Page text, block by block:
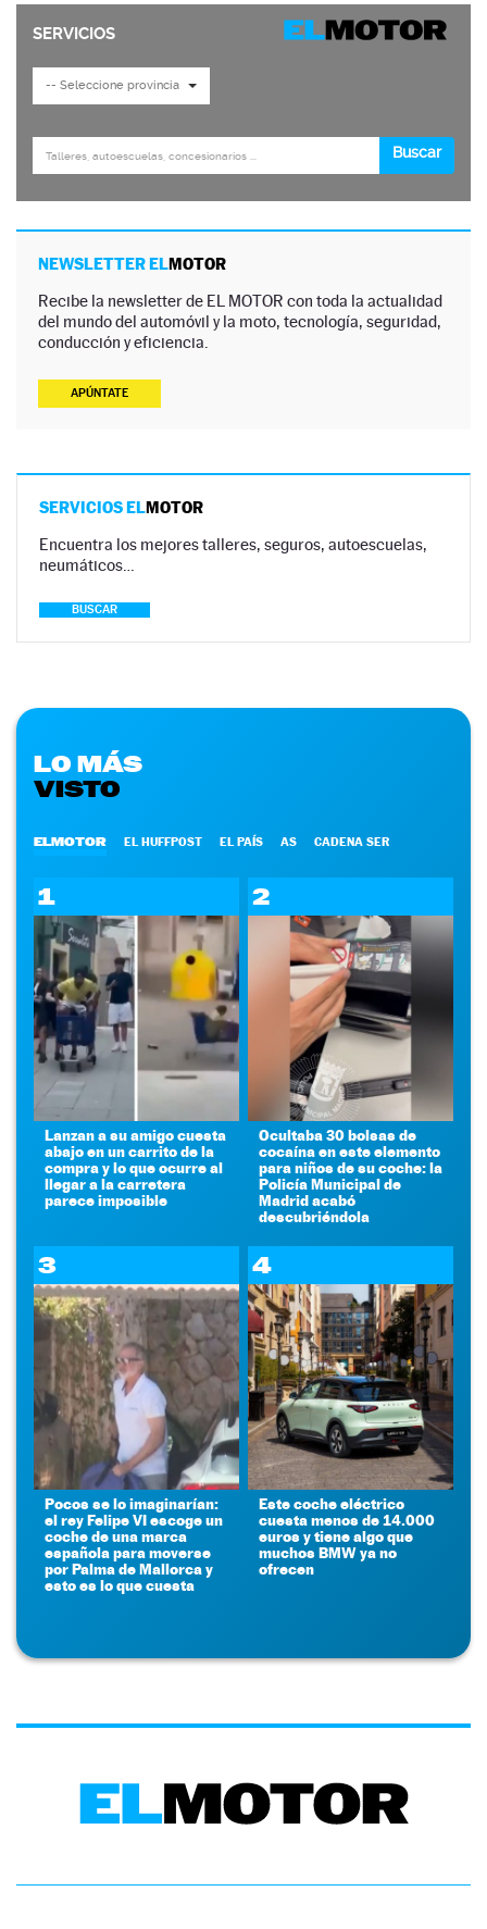
NEWSLETTER ELMOTOR
Recibe la newsletter de EL MOTOR con toda la actualidad
del mundo del automóvil y la moto, tecnología, seguridad,
conducción y eficiencia.
APÚNTATE
SERVICIOS ELMOTOR
Encuentra los mejores talleres, seguros, autoescuelas,
neumáticos…
BUSCAR
LO MÁS
VISTO
ELMOTOR EL HUFFPOST EL PAÍS AS CADENA SER
1
Lanzan a su amigo cuesta
abajo en un carrito de la
compra y lo que ocurre al
llegar a la carretera
parece imposible
2
Ocultaba 30 bolsas de
cocaína en este elemento
para niños de su coche: la
Policía Municipal de
Madrid acabó
descubriéndola
3
Pocos se lo imaginarían:
el rey Felipe VI escoge un
coche de una marca
española para moverse
por Palma de Mallorca y
esto es lo que cuesta
4
Este coche eléctrico
cuesta menos de 14.000
euros y tiene algo que
muchos BMW ya no
ofrecen